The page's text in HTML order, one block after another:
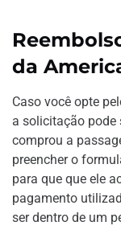
da
Caso você opte
a solicitação pode
comprou a
preencher o
para que que ele
pagamento
ser dentro de um